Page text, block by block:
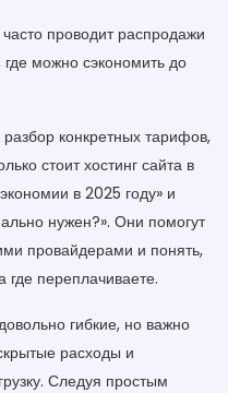
проводит распродажи
можно сэкономить до
конкретных тарифов,
стоит хостинг сайта в
в 2025 году» и
нужен?». Они помогут
провайдерами и понять,
где переплачиваете.
гибкие, но важно
расходы и
Следуя простым